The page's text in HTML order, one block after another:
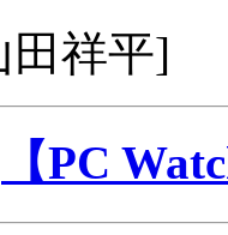
田祥平]
【PC